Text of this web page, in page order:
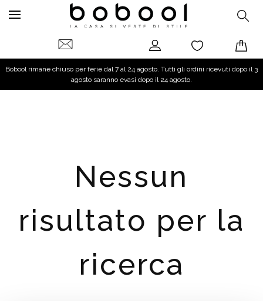
Bobool rimane chiuso per ferie dal 7 al 24 agosto. Tutti gli ordini ricevuti dopo il 3
agosto saranno evasi dopo il 24 agosto.
Nessun
risultato per la
ricerca